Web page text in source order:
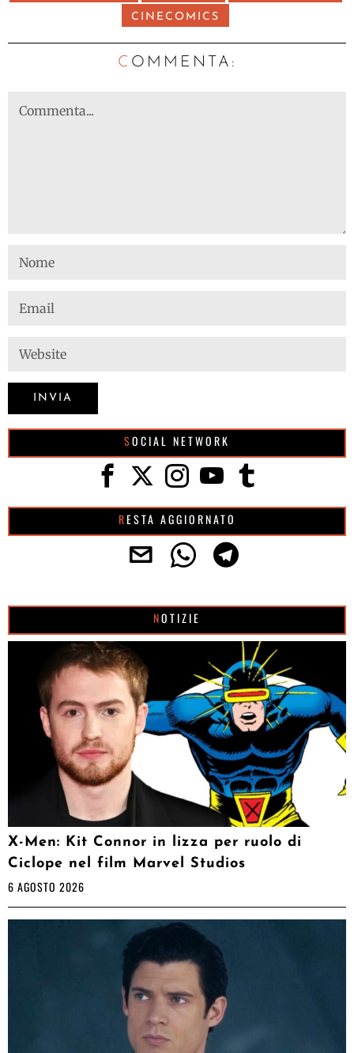
CINECOMICS
C OMMENTA:
SOCIAL NETWORK
RESTA AGGIORNATO
NOTIZIE
X-Men: Kit Connor in lizza per ruolo di
Ciclope nel film Marvel Studios
6 AGOSTO 2026